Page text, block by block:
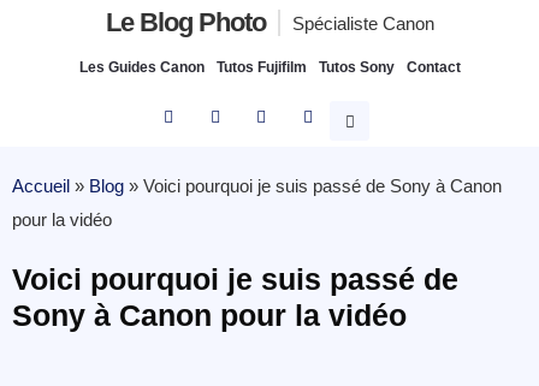
Le Blog Photo Spécialiste Canon
Les Guides Canon Tutos Fujifilm Tutos Sony Contact
Accueil » Blog » Voici pourquoi je suis passé de Sony à Canon
pour la vidéo
Voici pourquoi je suis passé de
Sony à Canon pour la vidéo